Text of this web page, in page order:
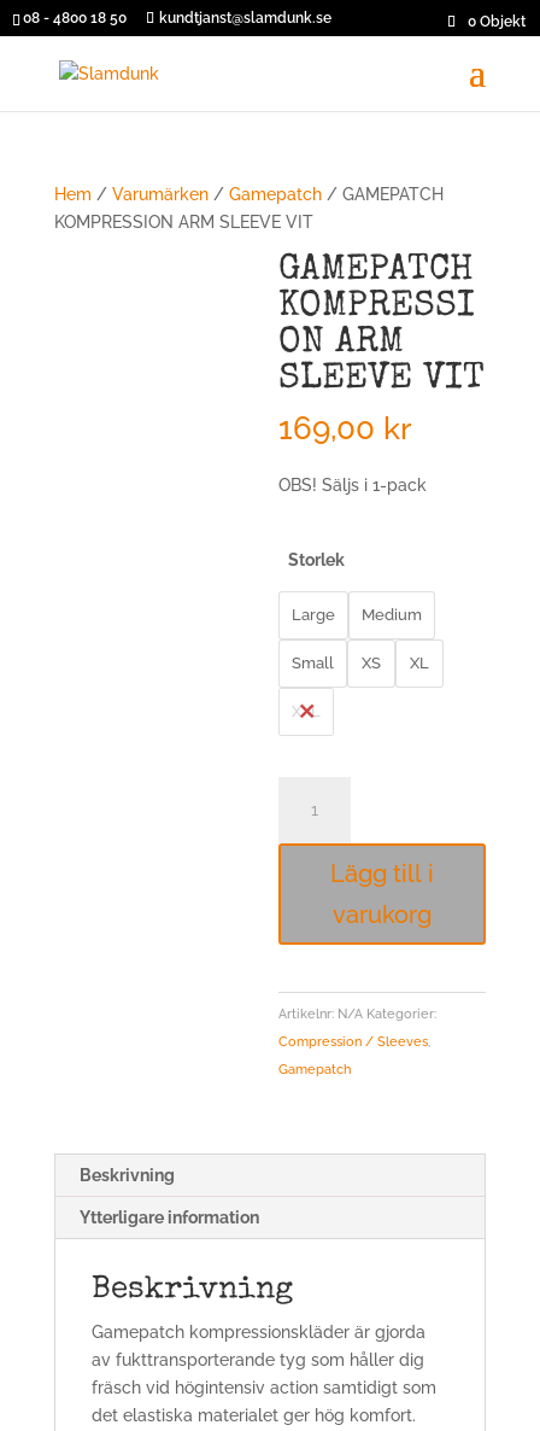
08 - 4800 18 50 kundtjanst@slamdunk.se 0 Objekt
Hem / Varumärken/ Gamepatch/ GAMEPATCH
KOMPRESSION ARM SLEEVE VIT
GAMEPATCH
KOMPRESSI
ON ARM
SLEEVE VIT
169,00 kr
OBS! Säljs i 1-pack
Storlek
Large Medium
Small XS XL
XXL
KOMPRESSION
ARM
Lägg till i
varukorg
Artikelnr: N/A Kategorier:
Compression / Sleeves,
Gamepatch
Beskrivning
Ytterligare information
Beskrivning
Gamepatch kompressionskläder är gjorda
av fukttransporterande tyg som håller dig
fräsch vid högintensiv action samtidigt som
det elastiska materialet ger hög komfort.